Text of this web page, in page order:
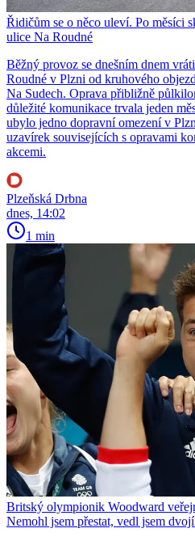
Řidičům se o něco uleví. Po měsíci
ulice Na Roudné
Běžný provoz se dnešním dnem
Roudné v Plzni od kruhového
Na Sudech. Oprava přibližně
důležité komunikace trvala jeden
ubylo jedno dopravní omezení v
uzavírek souvisejících s opravami
akcemi.
Plzeňská Drbna
dnes, 14:02
1 min
Britský olympionik Woodward
Nemohl jsem přestat, vedl jsem